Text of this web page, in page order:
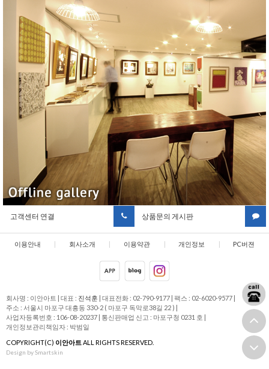
고객센터 연결 상품문의 게시판
이용안내 회사소개 이용약관 개인정보 PC버젼
회사명 : 이안아트 대표 : 진석훈 대표전화 : 02-790-9177 팩스 : 02-6020-9577
주소 : 서울시 마포구 대흥동 330-2 ( 마포구 독막로38길 22 )
사업자등록번호 : 106-08-20237
통신판매업 신고 : 마포구청 0231 호
개인정보관리책임자 : 박범일
COPYRIGHT(C) 이안아트 ALL RIGHTS RESERVED.